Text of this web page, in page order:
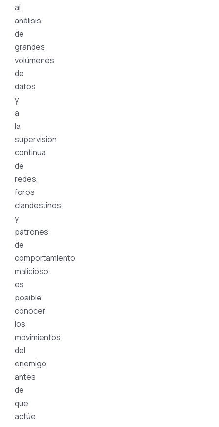
al
análisis
de
grandes
volúmenes
de
datos
y
a
la
supervisión
continua
de
redes,
foros
clandestinos
y
patrones
de
comportamiento
malicioso,
es
posible
conocer
los
movimientos
del
enemigo
antes
de
que
actúe.